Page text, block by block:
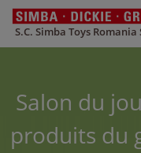
S.C. Simba Toys Romania
Salon du
produits du